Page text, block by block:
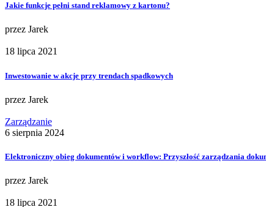
Jakie funkcje pełni stand reklamowy z kartonu?
przez Jarek
18 lipca 2021
Inwestowanie w akcje przy trendach spadkowych
przez Jarek
Zarządzanie
6 sierpnia 2024
Elektroniczny obieg dokumentów i workflow: Przyszłość zarządzania
przez Jarek
18 lipca 2021